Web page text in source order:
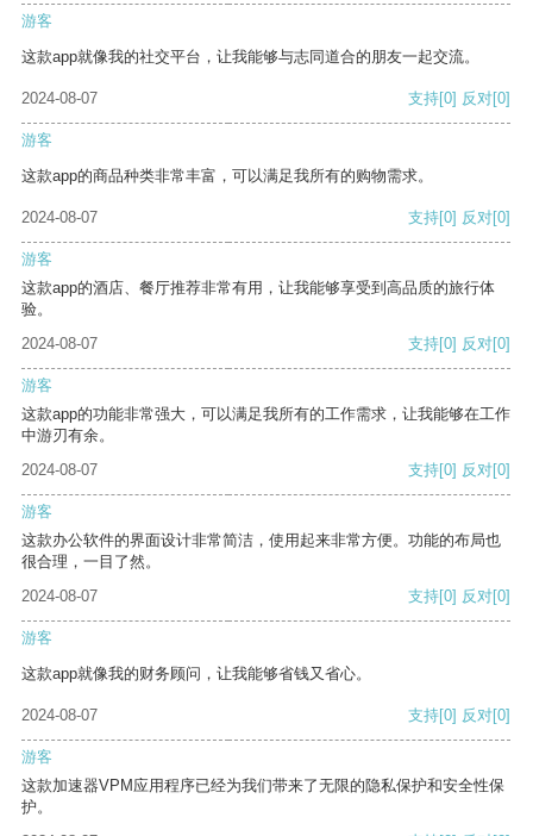
游客
这款app就像我的社交平台，让我能够与志同道合的朋友一起交流。
2024-08-07 支持[0] 反对[0]
游客
这款app的商品种类非常丰富，可以满足我所有的购物需求。
2024-08-07 支持[0] 反对[0]
游客
这款app的酒店、餐厅推荐非常有用，让我能够享受到高品质的旅行体
验。
2024-08-07
支持[0] 反对[0]
游客
这款app的功能非常强大，可以满足我所有的工作需求，让我能够在工作
中游刃有余。
2024-08-07
支持[0] 反对[0]
游客
这款办公软件的界面设计非常简洁，使用起来非常方便。功能的布局也
很合理，一目了然。
2024-08-07
支持[0] 反对[0]
游客
这款app就像我的财务顾问，让我能够省钱又省心。
2024-08-07 支持[0] 反对[0]
游客
这款加速器VPM应用程序已经为我们带来了无限的隐私保护和安全性保
护。